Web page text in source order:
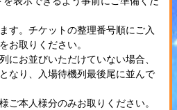
す。チケットの整理番号順にご入
お取りください。
にお並びいただけていない場合、
なり、入場待機列最後尾に並んで
ご本人様分のみお取りください。